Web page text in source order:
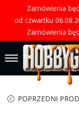
Zamówienia
od czwartku
Zamówienia
POPRZEDNI